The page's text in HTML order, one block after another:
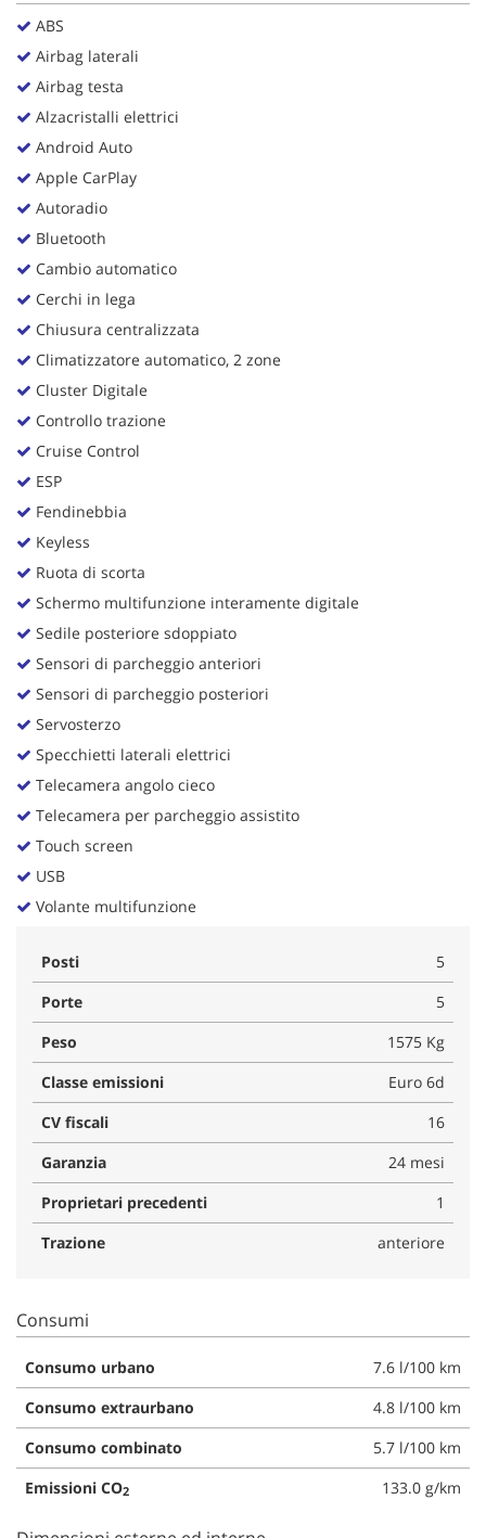
ABS
Airbag laterali
Airbag testa
Alzacristalli elettrici
Android Auto
Apple CarPlay
Autoradio
Bluetooth
Cambio automatico
Cerchi in lega
Chiusura centralizzata
Climatizzatore automatico, 2 zone
Cluster Digitale
Controllo trazione
Cruise Control
ESP
Fendinebbia
Keyless
Ruota di scorta
Schermo multifunzione interamente digitale
Sedile posteriore sdoppiato
Sensori di parcheggio anteriori
Sensori di parcheggio posteriori
Servosterzo
Specchietti laterali elettrici
Telecamera angolo cieco
Telecamera per parcheggio assistito
Touch screen
USB
Volante multifunzione
Posti
5
Porte
5
Peso
1575 Kg
Classe emissioni
Euro 6d
CV fiscali
16
Garanzia
24 mesi
Proprietari precedenti
1
Trazione
anteriore
Consumi
Consumo urbano
7.6 l/100 km
Consumo extraurbano
4.8 l/100 km
Consumo combinato
5.7 l/100 km
Emissioni CO2 133.0 g/km